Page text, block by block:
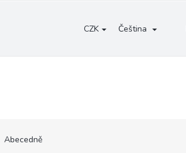
CZK Čeština
Abecedně